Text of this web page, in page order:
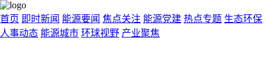
首页 即时新闻 能源要闻 焦点关注 能源党建 热点专题 生态环保
人事动态 能源城市 环球视野 产业聚焦